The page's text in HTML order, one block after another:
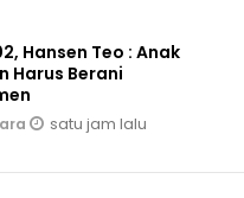
Hansen Teo : Anak
Harus Berani
satu jam lalu